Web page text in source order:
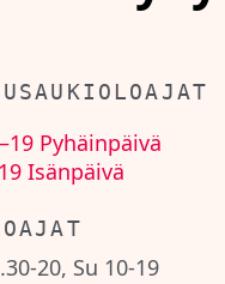
Pyhäinpäivä
Isänpäivä
20, Su 10-19